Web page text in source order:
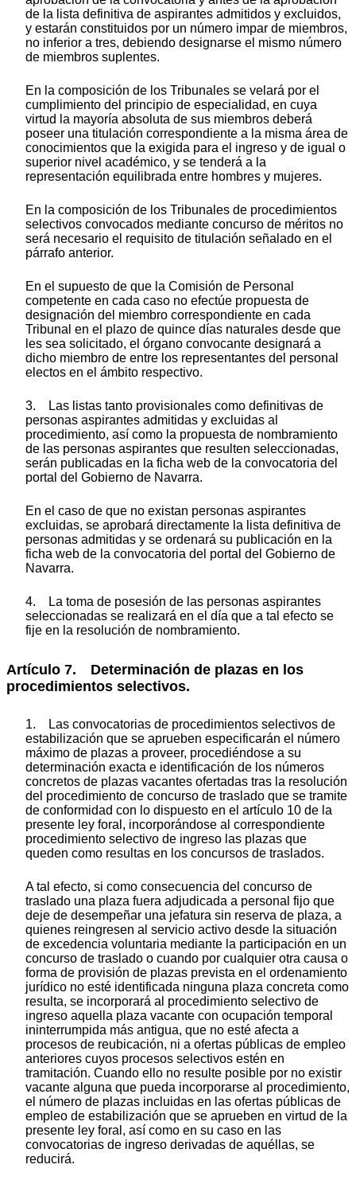
de la lista definitiva de aspirantes admitidos y excluidos,
y estarán constituidos por un número impar de miembros,
no inferior a tres, debiendo designarse el mismo número
de miembros suplentes.
En la composición de los Tribunales se velará por el
cumplimiento del principio de especialidad, en cuya
virtud la mayoría absoluta de sus miembros deberá
poseer una titulación correspondiente a la misma área de
conocimientos que la exigida para el ingreso y de igual o
superior nivel académico, y se tenderá a la
representación equilibrada entre hombres y mujeres.
En la composición de los Tribunales de procedimientos
selectivos convocados mediante concurso de méritos no
será necesario el requisito de titulación señalado en el
párrafo anterior.
En el supuesto de que la Comisión de Personal
competente en cada caso no efectúe propuesta de
designación del miembro correspondiente en cada
Tribunal en el plazo de quince días naturales desde que
les sea solicitado, el órgano convocante designará a
dicho miembro de entre los representantes del personal
electos en el ámbito respectivo.
3. Las listas tanto provisionales como definitivas de
personas aspirantes admitidas y excluidas al
procedimiento, así como la propuesta de nombramiento
de las personas aspirantes que resulten seleccionadas,
serán publicadas en la ficha web de la convocatoria del
portal del Gobierno de Navarra.
En el caso de que no existan personas aspirantes
excluidas, se aprobará directamente la lista definitiva de
personas admitidas y se ordenará su publicación en la
ficha web de la convocatoria del portal del Gobierno de
Navarra.
4. La toma de posesión de las personas aspirantes
seleccionadas se realizará en el día que a tal efecto se
fije en la resolución de nombramiento.
Artículo 7. Determinación de plazas en los
procedimientos selectivos.
1. Las convocatorias de procedimientos selectivos de
estabilización que se aprueben especificarán el número
máximo de plazas a proveer, procediéndose a su
determinación exacta e identificación de los números
concretos de plazas vacantes ofertadas tras la resolución
del procedimiento de concurso de traslado que se tramite
de conformidad con lo dispuesto en el artículo 10 de la
presente ley foral, incorporándose al correspondiente
procedimiento selectivo de ingreso las plazas que
queden como resultas en los concursos de traslados.
A tal efecto, si como consecuencia del concurso de
traslado una plaza fuera adjudicada a personal fijo que
deje de desempeñar una jefatura sin reserva de plaza, a
quienes reingresen al servicio activo desde la situación
de excedencia voluntaria mediante la participación en un
concurso de traslado o cuando por cualquier otra causa o
forma de provisión de plazas prevista en el ordenamiento
jurídico no esté identificada ninguna plaza concreta como
resulta, se incorporará al procedimiento selectivo de
ingreso aquella plaza vacante con ocupación temporal
ininterrumpida más antigua, que no esté afecta a
procesos de reubicación, ni a ofertas públicas de empleo
anteriores cuyos procesos selectivos estén en
tramitación. Cuando ello no resulte posible por no existir
vacante alguna que pueda incorporarse al procedimiento,
el número de plazas incluidas en las ofertas públicas de
empleo de estabilización que se aprueben en virtud de la
presente ley foral, así como en su caso en las
convocatorias de ingreso derivadas de aquéllas, se
reducirá.